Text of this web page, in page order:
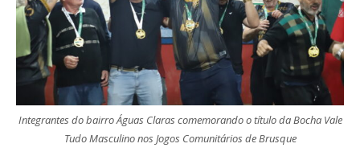
Integrantes do bairro Águas Claras comemorando o título da Bocha Vale
Tudo Masculino nos Jogos Comunitários de Brusque